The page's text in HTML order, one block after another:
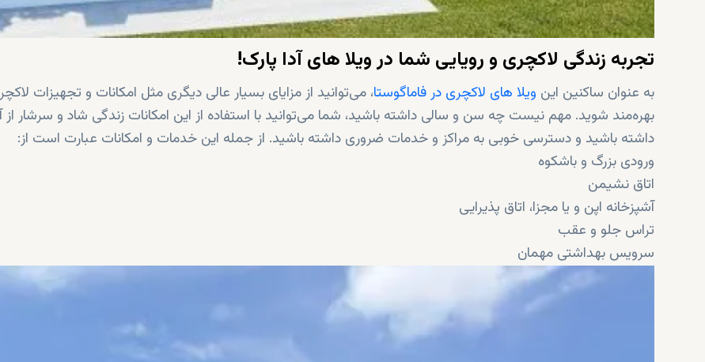
تجربه زندگی لاکچری و رویایی شما در ویلا های آدا پارک!
به عنوان ساکنین این ویلا های لاکچری در فاماگوستا، می‌توانید از مزایای بسیار عالی دیگری مثل امکانات و تجهیزات
بهره‌مند شوید. مهم نیست چه سن و سالی داشته باشید، شما می‌توانید با استفاده از این امکانات زندگی شاد و سرشار از
داشته باشید و دسترسی خوبی به مراکز و خدمات ضروری داشته باشید. از جمله این خدمات و امکانات عبارت است از:
ورودی بزرگ و باشکوه
اتاق نشیمن
آشپزخانه اپن و یا مجزا، اتاق پذیرایی
تراس جلو و عقب
سرویس بهداشتی مهمان
فضای سبز و محیط بازی کودکان
باشگاه ورزشی، بازار، داروخانه، سالن زیبایی، کافه، رستوران